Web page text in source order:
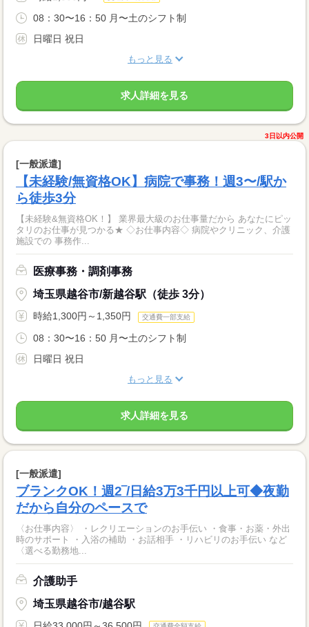
08：30〜16：50 月〜土のシフト制
日曜日 祝日
もっと見る
求人詳細を見る
3日以内公開
[一般派遣]
【未経験/無資格OK】病院で事務！週3〜/駅か
ら徒歩3分
【未経験&無資格OK！】 業界最大級のお仕事量だから あなたにピッ
タリのお仕事が見つかる★ ◇お仕事内容◇ 病院やクリニック、介護
施設での 事務作...
医療事務・調剤事務
埼玉県越谷市/新越谷駅（徒歩 3分）
時給1,300円～1,350円 交通費一部支給
08：30〜16：50 月〜土のシフト制
日曜日 祝日
もっと見る
求人詳細を見る
[一般派遣]
ブランクOK！週2‾/日給3万3千円以上可◆夜勤
だから自分のペースで
〈お仕事内容〉 ・レクリエーションのお手伝い ・食事・お薬・外出
時のサポート ・入浴の補助 ・お話相手 ・リハビリのお手伝い など
〈選べる勤務地...
介護助手
埼玉県越谷市/越谷駅